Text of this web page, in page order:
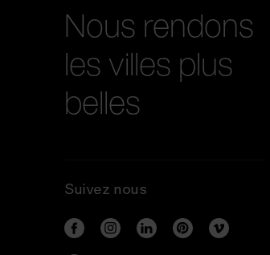
Nous rendons
les villes plus
belles
Suivez nous